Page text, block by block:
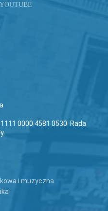
YOUTUBE
0000 4581 0530 Rada
i muzyczna